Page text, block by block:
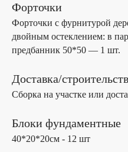
Форточки
Форточки с фурнитурой
двойным остеклением: в
предбанник 50*50 — 1 шт.
Доставка/
Сборка на участке или
Блоки фундаментные
40*20*20см - 12 шт